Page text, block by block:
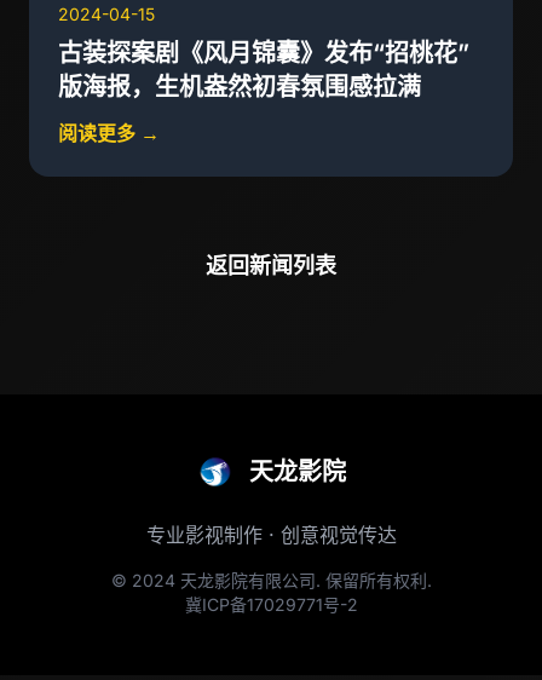
2024-04-15
古装探案剧《风月锦囊》发布“招桃花”
版海报，生机盎然初春氛围感拉满
阅读更多 →
返回新闻列表
天龙影院
专业影视制作 · 创意视觉传达
© 2024 天龙影院有限公司. 保留所有权利.
冀ICP备17029771号-2